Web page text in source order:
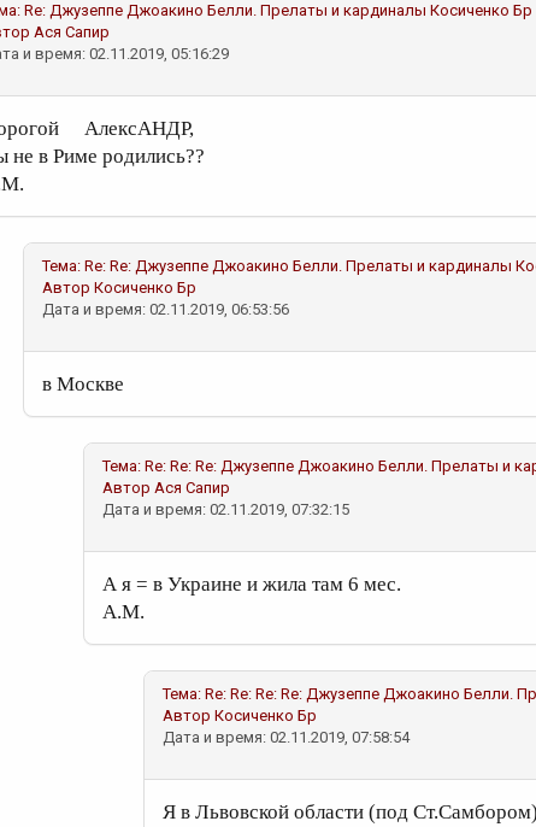
Re: Джузеппе Джоакино Белли. Прелаты и кардиналы Косиченко Бр
Ася Сапир
и время: 02.11.2019, 05:16:29
АлексАНДР,
не в Риме родились??
Тема: Re: Re: Джузеппе Джоакино Белли. Прелаты и кардиналы
Автор Косиченко Бр
Дата и время: 02.11.2019, 06:53:56
в Москве
Тема: Re: Re: Re: Джузеппе Джоакино Белли. Прелаты и
Автор Ася Сапир
Дата и время: 02.11.2019, 07:32:15
А я = в Украине и жила там 6 мес.
А.М.
Тема: Re: Re: Re: Re: Джузеппе Джоакино Белли.
Автор Косиченко Бр
Дата и время: 02.11.2019, 07:58:54
Я в Львовской области (под